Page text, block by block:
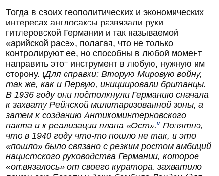
Тогда в своих геополитических и экономических
интересах англосаксы развязали руки
гитлеровской Германии и так называемой
«арийской расе», полагая, что не только
контролируют ее, но способны в любой момент
направить этот инструмент в любую, нужную им
сторону. (Для справки: Вторую Мировую войну,
так же, как и Первую, инициировали британцы.
В 1936 году они подтолкнули Германию сначала
к захвату Рейнской милитаризованной зоны, а
затем к созданию Антикоминтерновского
пакта и к реализации плана «Ост».v Понятно,
что в 1940 году что-то пошло не так, и это
«пошло» было связано с резким ростом амбиций
нацистского руководства Германии, которое
«отвязалось» от своего куратора, захватило